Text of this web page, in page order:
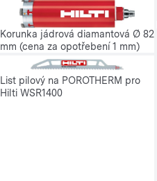
Korunka jádrová diamantová Ø 82
mm (cena za opotřebení 1 mm)
List pilový na POROTHERM pro
Hilti WSR1400